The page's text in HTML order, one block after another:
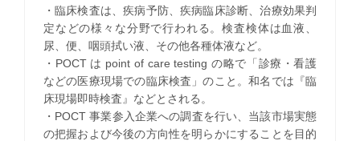
・臨床検査は、疾病予防、疾病臨床診断、治療効果判
定などの様々な分野で行われる。検査検体は血液、
尿、便、咽頭拭い液、その他各種体液など。
・POCT は point of care testing の略で「診療・看護
などの医療現場での臨床検査」のこと。和名では『臨
床現場即時検査』などとされる。
・POCT 事業参入企業への調査を行い、当該市場実態
の把握および今後の方向性を明らかにすることを目的